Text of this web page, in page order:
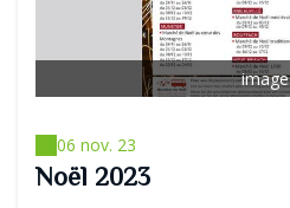
image
06 nov. 23
Noël 2023